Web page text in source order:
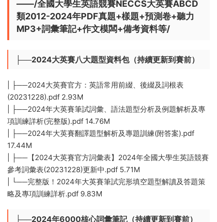
——/全國大學生英語競賽NECCS大英賽ABCD
類2012-2024年PDF真題+樣題+預測卷+聽力
MP3+詞彙筆記+作文模闆+備考資料等/
├──2024大英賽八大題型資料包（持續更新到賽前）
| ├──2024大英賽官方：英語常用前綴、後綴及詞根表
(20231228).pdf 2.93M
| ├──2024年大英賽筆試詞彙、語法題型分析及例題解析及專
項訓練詳析(完整版).pdf 14.76M
| ├──2024年大英賽翻譯題型解析及專題訓練(附答案).pdf
17.44M
| ├──【2024大英賽官方詞彙表】2024年全國大學生英語競賽
參考詞彙表(20231228)更新中.pdf 5.71M
| └──完整版！2024年大英賽筆試完形填空題型解讀及答題策
略及專項訓練詳析.pdf 9.83M
├──2024年6000核心詞彙筆記（持續更新到賽前）